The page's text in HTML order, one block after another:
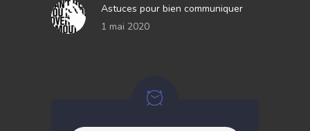
Astuces pour bien communiquer
1 mai 2020